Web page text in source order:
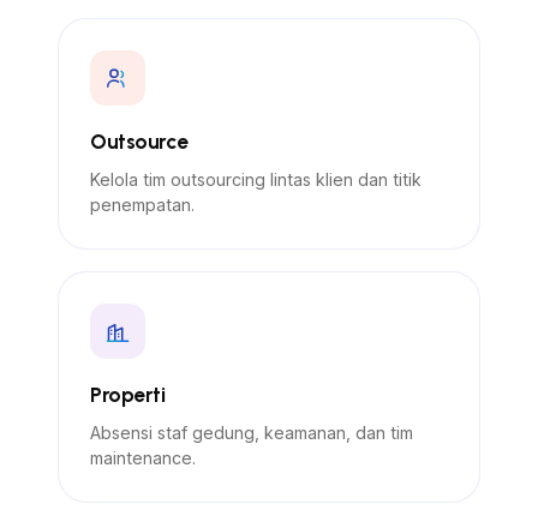
Outsource
Kelola tim outsourcing lintas klien dan titik
penempatan.
Properti
Absensi staf gedung, keamanan, dan tim
maintenance.